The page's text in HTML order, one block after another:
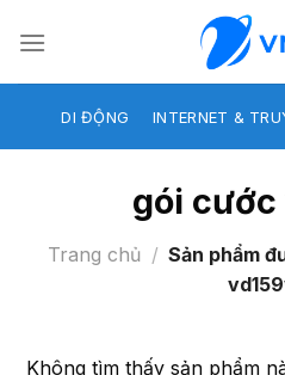
DI ĐỘNG INTERNET &
gói cước
Trang chủ / Sản phẩm
Không tìm thấy sản phẩm